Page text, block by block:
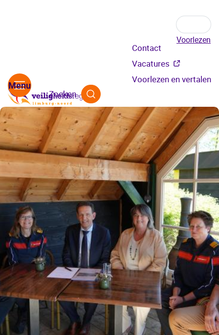
Voorlezen
Secundair
menu
Contact
Vacatures
Voorlezen en vertalen
Zoeken